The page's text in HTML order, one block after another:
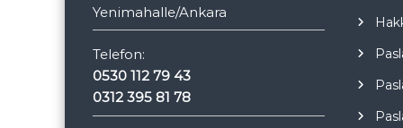
Yenimahalle/Ankara
Telefon:
0530 112 79 43
0312 395 81 78